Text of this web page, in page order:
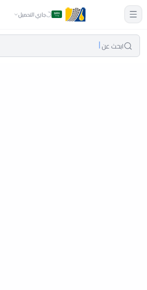
جاري التحميل
ابحث عن